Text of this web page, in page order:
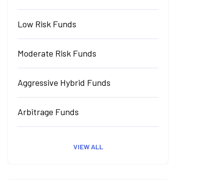
Low Risk Funds
Moderate Risk Funds
Aggressive Hybrid Funds
Arbitrage Funds
VIEW ALL